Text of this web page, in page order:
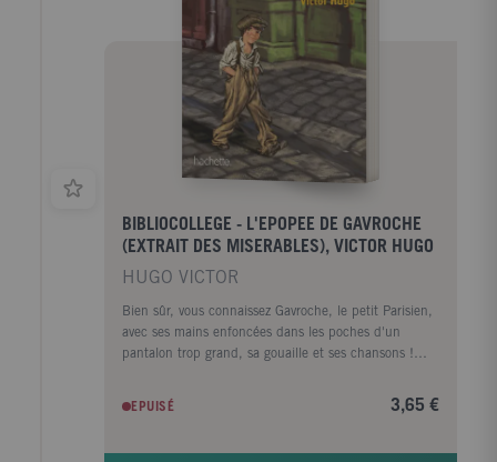
BIBLIOCOLLEGE - L'EPOPEE DE GAVROCHE
(EXTRAIT DES MISERABLES), VICTOR HUGO
HUGO VICTOR
Bien sûr, vous connaissez Gavroche, le petit Parisien,
avec ses mains enfoncées dans les poches d'un
pantalon trop grand, sa gouaille et ses chansons !
ville qui l'abrite : Paris. Mais c'est dans le roman de
Victor Hugo, Les Misérables, qu'il a commencé à
EPUISÉ 3,65 €